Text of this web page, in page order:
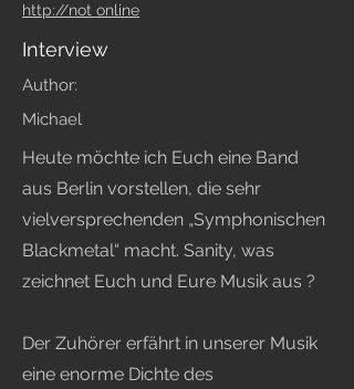
http://not online
Interview
Author:
Michael
Heute möchte ich Euch eine Band
aus Berlin vorstellen, die sehr
vielversprechenden „Symphonischen
Blackmetal“ macht. Sanity, was
zeichnet Euch und Eure Musik aus ?
Der Zuhörer erfährt in unserer Musik
eine enorme Dichte des